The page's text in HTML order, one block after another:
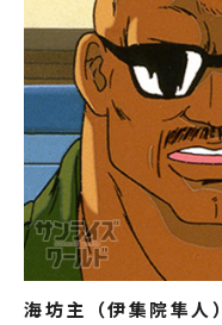
海坊主（伊集院隼人）